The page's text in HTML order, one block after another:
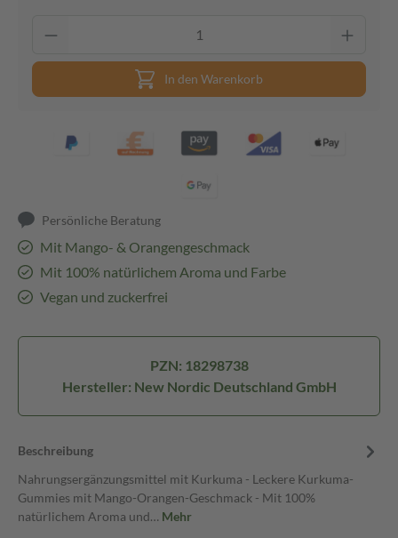
In den Warenkorb
Persönliche Beratung
Mit Mango- & Orangengeschmack
Mit 100% natürlichem Aroma und Farbe
Vegan und zuckerfrei
PZN: 18298738
Hersteller: New Nordic Deutschland GmbH
Beschreibung
Nahrungsergänzungsmittel mit Kurkuma - Leckere Kurkuma-
Gummies mit Mango-Orangen-Geschmack - Mit 100%
natürlichem Aroma und… Mehr